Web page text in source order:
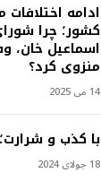
ادامه اختلافات
کشور؛ چرا
اسماعیل خان،
منزوی کرد؟
14 می 2025
با کذب و
18 جولای 2024